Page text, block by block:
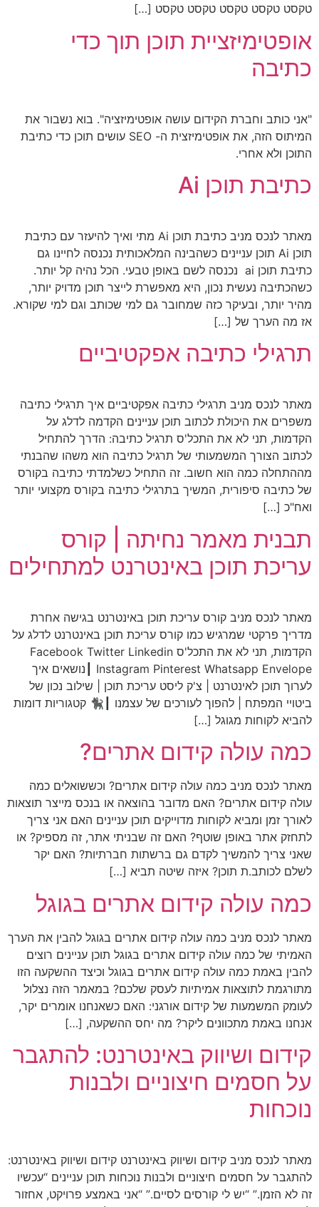
טקסט טקסט טקסט טקסט טקסט […]
אופטימיזציית תוכן תוך כדי
כתיבה
"אני כותב וחברת הקידום עושה אופטימיזציה". בוא נשבור את
המיתוס הזה, את אופטימיזצית ה- SEO עושים תוכן כדי כתיבת
התוכן ולא אחרי.
כתיבת תוכן Ai
מאתר לנכס מניב כתיבת תוכן Ai מתי ואיך להיעזר עם כתיבת
תוכן Ai תוכן עניינים כשהבינה המלאכותית נכנסה לחיינו גם
כתיבת תוכן ai נכנסה לשם באופן טבעי. הכל נהיה קל יותר.
כשהכתיבה נעשית נכון, היא מאפשרת לייצר תוכן מדויק יותר,
מהיר יותר, ובעיקר כזה שמחובר גם למי שכותב וגם למי שקורא.
אז מה הערך של […]
תרגילי כתיבה אפקטיביים
מאתר לנכס מניב תרגילי כתיבה אפקטיביים איך תרגילי כתיבה
משפרים את היכולת לכתוב תוכן עניינים הקדמה לדלג על
הקדמות, תני לא את התכל'ס תרגיל כתיבה: הדרך להתחיל
לכתוב הצורך המשמעותי של תרגיל כתיבה הוא משהו שהבנתי
מההתחלה כמה הוא חשוב. זה התחיל כשלמדתי כתיבה בקורס
של כתיבה סיפורית, המשיך בתרגילי כתיבה בקורס מקצועי יותר
ואח"כ […]
תבנית מאמר נחיתה | קורס
עריכת תוכן באינטרנט למתחילים
מאתר לנכס מניב קורס עריכת תוכן באינטרנט בגישה אחרת
מדריך פרקטי שמרגיש כמו קורס עריכת תוכן באינטרנט לדלג על
הקדמות, תני לא את התכל'ס Facebook Twitter Linkedin
Instagram Pinterest Whatsapp Envelope ┃נושאים איך
לערוך תוכן לאינטרנט | צ'ק ליסט עריכת תוכן | שילוב נכון של
ביטויי המפתח | להפוך לעורכים של עצמנו ┃🐈‍⬛ קטגוריות דומות
להביא לקוחות מגוגל […]
כמה עולה קידום אתרים?
מאתר לנכס מניב כמה עולה קידום אתרים? וכששואלים כמה
עולה קידום אתרים? האם מדובר בהוצאה או בנכס מייצר תוצאות
לאורך זמן ומביא לקוחות מדוייקים תוכן עניינים האם אני צריך
לתחזק אתר באופן שוטף? האם זה שבניתי אתר, זה מספיק? או
שאני צריך להמשיך לקדם גם ברשתות חברתיות? האם יקר
לשלם לכותב.ת תוכן? איזה שיטה תביא […]
כמה עולה קידום אתרים בגוגל
מאתר לנכס מניב כמה עולה קידום אתרים בגוגל להבין את הערך
האמיתי של כמה עולה קידום אתרים בגוגל תוכן עניינים רוצים
להבין באמת כמה עולה קידום אתרים בגוגל וכיצד ההשקעה הזו
מתורגמת לתוצאות אמיתיות לעסק שלכם? במאמר הזה נצלול
לעומק המשמעות של קידום אורגני: האם כשאנחנו אומרים יקר,
אנחנו באמת מתכוונים ליקר? מה יחס ההשקעה, […]
קידום ושיווק באינטרנט: להתגבר
על חסמים חיצוניים ולבנות
נוכחות
מאתר לנכס מניב קידום ושיווק באינטרנט קידום ושיווק באינטרנט:
להתגבר על חסמים חיצוניים ולבנות נוכחות תוכן עניינים “עכשיו
זה לא הזמן.” “יש לי קורסים לסיים.” “אני באמצע פרויקט, אחזור